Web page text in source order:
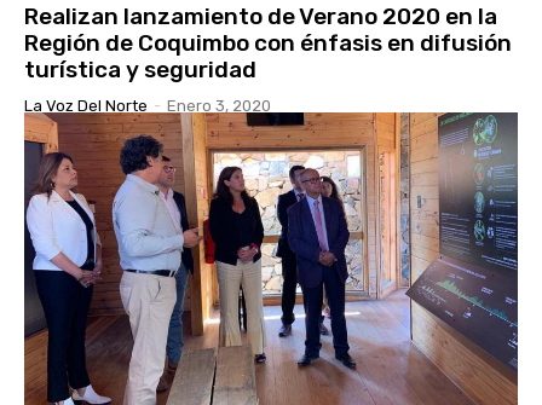
Realizan lanzamiento de Verano 2020 en la
Región de Coquimbo con énfasis en difusión
turística y seguridad
La Voz Del Norte - Enero 3, 2020